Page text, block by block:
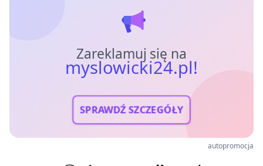
Zareklamuj się na
myslowicki24.pl!
SPRAWDŹ SZCZEGÓŁY
autopromocja